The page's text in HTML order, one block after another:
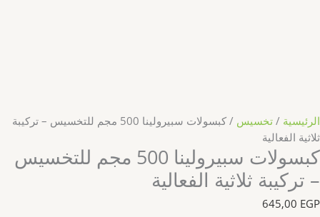
الرئيسية / تخسيس
/ كبسولات سبيرولينا 500 مجم للتخسيس – تركيبة
ثلاثية الفعالية
كبسولات سبيرولينا 500 مجم للتخسيس
– تركيبة ثلاثية الفعالية
645,00 EGP